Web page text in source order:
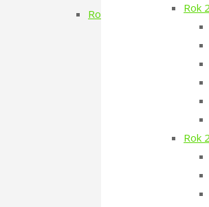
Rok
Rok
Rok 2019
Filmowe Podlasie
Narewka czyta
Poezja w Puszczy
RÓBMY SWOJE –
Dzień
Dzien
18-19 maja „Chór
Zielony Kwiecień